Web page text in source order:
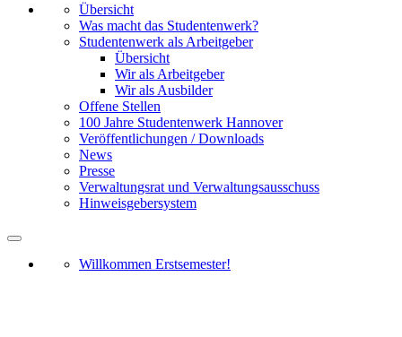
Übersicht
Was macht das Studentenwerk?
Studentenwerk als Arbeitgeber
Übersicht
Wir als Arbeitgeber
Wir als Ausbilder
Offene Stellen
100 Jahre Studentenwerk Hannover
Veröffentlichungen / Downloads
News
Presse
Verwaltungsrat und Verwaltungsausschuss
Hinweisgebersystem
Willkommen Erstsemester!